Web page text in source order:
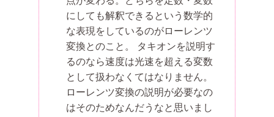
にしても解釈できるという数学的
な表現をしているのがローレンツ
変換とのこと。 タキオンを説明す
るのなら速度は光速を超える変数
として扱わなくてはなりません。
ローレンツ変換の説明が必要なの
はそのためなんだうなと思いまし